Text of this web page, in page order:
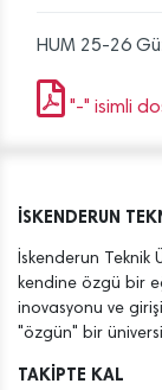
HUM 25-26
"-" isimli
İSKENDERUN
İskenderun Teknik
kendine özgü bir
inovasyonu ve
"özgün" bir
TAKİPTE KAL